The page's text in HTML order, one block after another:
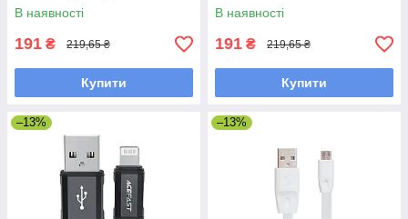
В наявності
191 ₴ 219,65 ₴
Купити
В наявності
191 ₴ 219,65 ₴
Купити
–13% –13%